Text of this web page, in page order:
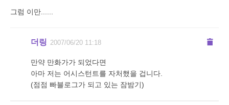
그럼 이만......
더링 2007/06/20 11:18
만약 만화가가 되었다면
아마 저는 어시스턴트를 자처했을 겁니다.
(점점 빠블로그가 되고 있는 잠밤기)